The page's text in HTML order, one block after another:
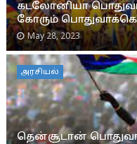
கடலோனியா
கோரும்
May 28, 2023
அரசியல்
தென்சூடான்